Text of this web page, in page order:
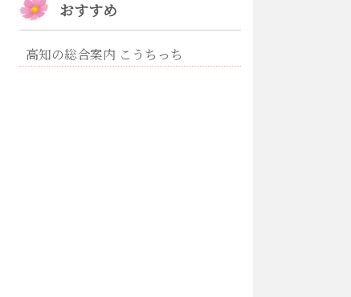
おすすめ
高知の総合案内 こうちっち